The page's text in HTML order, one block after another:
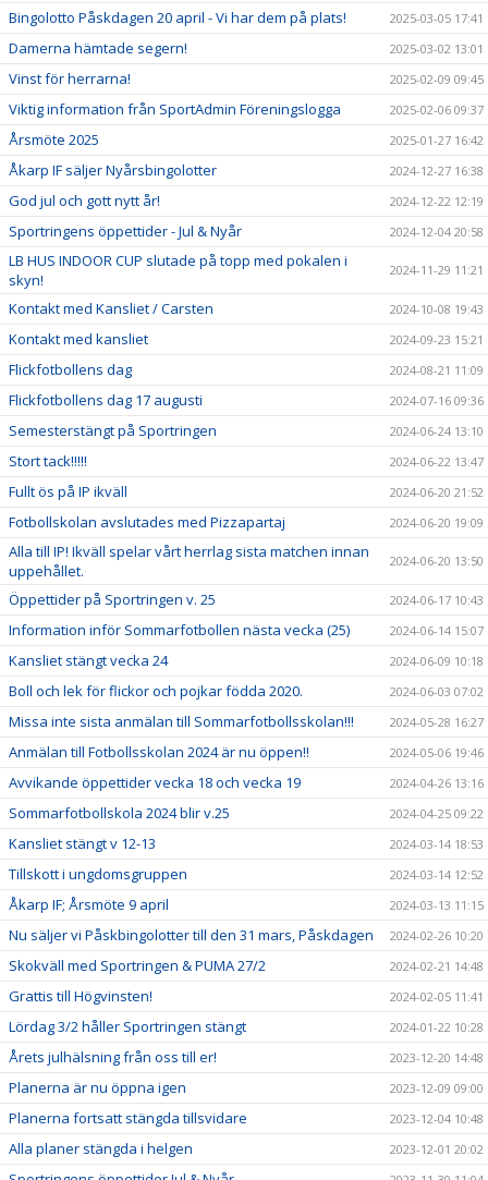
Bingolotto Påskdagen 20 april - Vi har dem på plats! 2025-03-05 17:41
Damerna hämtade segern! 2025-03-02 13:01
Vinst för herrarna! 2025-02-09 09:45
Viktig information från SportAdmin Föreningslogga 2025-02-06 09:37
Årsmöte 2025 2025-01-27 16:42
Åkarp IF säljer Nyårsbingolotter 2024-12-27 16:38
God jul och gott nytt år! 2024-12-22 12:19
Sportringens öppettider - Jul & Nyår 2024-12-04 20:58
LB HUS INDOOR CUP slutade på topp med pokalen i
skyn!
2024-11-29 11:21
Kontakt med Kansliet / Carsten 2024-10-08 19:43
Kontakt med kansliet 2024-09-23 15:21
Flickfotbollens dag 2024-08-21 11:09
Flickfotbollens dag 17 augusti 2024-07-16 09:36
Semesterstängt på Sportringen 2024-06-24 13:10
Stort tack!!!!! 2024-06-22 13:47
Fullt ös på IP ikväll 2024-06-20 21:52
Fotbollskolan avslutades med Pizzapartaj 2024-06-20 19:09
Alla till IP! Ikväll spelar vårt herrlag sista matchen innan
uppehållet.
2024-06-20 13:50
Öppettider på Sportringen v. 25 2024-06-17 10:43
Information inför Sommarfotbollen nästa vecka (25) 2024-06-14 15:07
Kansliet stängt vecka 24 2024-06-09 10:18
Boll och lek för flickor och pojkar födda 2020. 2024-06-03 07:02
Missa inte sista anmälan till Sommarfotbollsskolan!!! 2024-05-28 16:27
Anmälan till Fotbollsskolan 2024 är nu öppen!! 2024-05-06 19:46
Avvikande öppettider vecka 18 och vecka 19 2024-04-26 13:16
Sommarfotbollskola 2024 blir v.25 2024-04-25 09:22
Kansliet stängt v 12-13 2024-03-14 18:53
Tillskott i ungdomsgruppen 2024-03-14 12:52
Åkarp IF; Årsmöte 9 april 2024-03-13 11:15
Nu säljer vi Påskbingolotter till den 31 mars, Påskdagen 2024-02-26 10:20
Skokväll med Sportringen & PUMA 27/2 2024-02-21 14:48
Grattis till Högvinsten! 2024-02-05 11:41
Lördag 3/2 håller Sportringen stängt 2024-01-22 10:28
Årets julhälsning från oss till er! 2023-12-20 14:48
Planerna är nu öppna igen 2023-12-09 09:00
Planerna fortsatt stängda tillsvidare 2023-12-04 10:48
Alla planer stängda i helgen 2023-12-01 20:02